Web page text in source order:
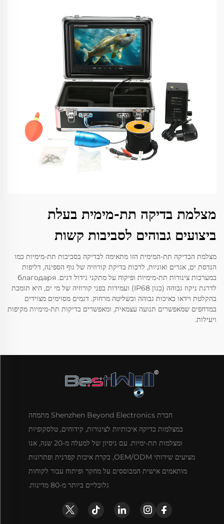
מצלמת בדיקה תת-מימית בעלת
ביצועים גבוהים לסביבות קשות
מצלמת הבדיקה תת-המימית הזו מתאימה לבדיקה בסביבות תת-מימיות כמו
הנדסת ים, אגרים ואוניות, לרבות בדיקת קורוזיה של גוף הספינה, דליפות
במערכות צינורות תת-מימיות ופיקוח על מתקני גידול דגים. благодаря
לדרגת ניקוז גבוהה (כגון IP68) ועמידות בפני קורוזיה של מי ים, היא תומכת
בהקלטת וידאו באיכות גבוהה ובשליטה מרחוק. דגמים מסוימים מצוידים
במדחפים שמאפשרים תנועה עצמאית, ומאפשרים בדיקות תת-מימיות מקיפות
ויעילות.
חברת Shenzhen Beyond Electronics מתמחה
במצלמות בדיקה איכותיות לצינורות, קידוחים, טלסקופיות
ומצלמות תת-ימיות. עם ניסיון של למעלה מ-20 שנה, אנו
מציעים שירותי OEM/ODM, בקרת איכות קפדנית ופתרונות
מותאמים אישית המבוססים על מחקר ופיתוח עבור לקוחות
גלובליים ביותר מ-80 מדינות.